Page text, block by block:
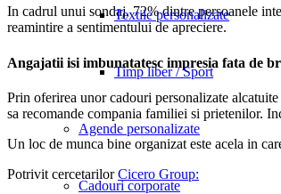
Textile personalizate
Timp liber / Sport
Agende personalizate
Cadouri corporate
In cadrul unui sondaj, 72% dintre persoanele
reamintire a sentimentului de apreciere.
Angajatii isi imbunatatesc impresia fata de
Prin oferirea unor cadouri personalizate
sa recomande compania familiei si prietenilor.
Un loc de munca bine organizat este acela in
Potrivit cercetarilorCicero Group: